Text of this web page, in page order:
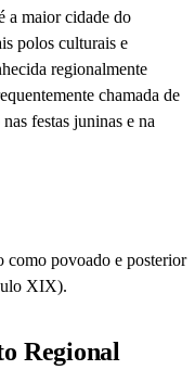
a maior cidade do
polos culturais e
regionalmente
chamada de
festas juninas e na
como povoado e posterior
XIX).
Regional